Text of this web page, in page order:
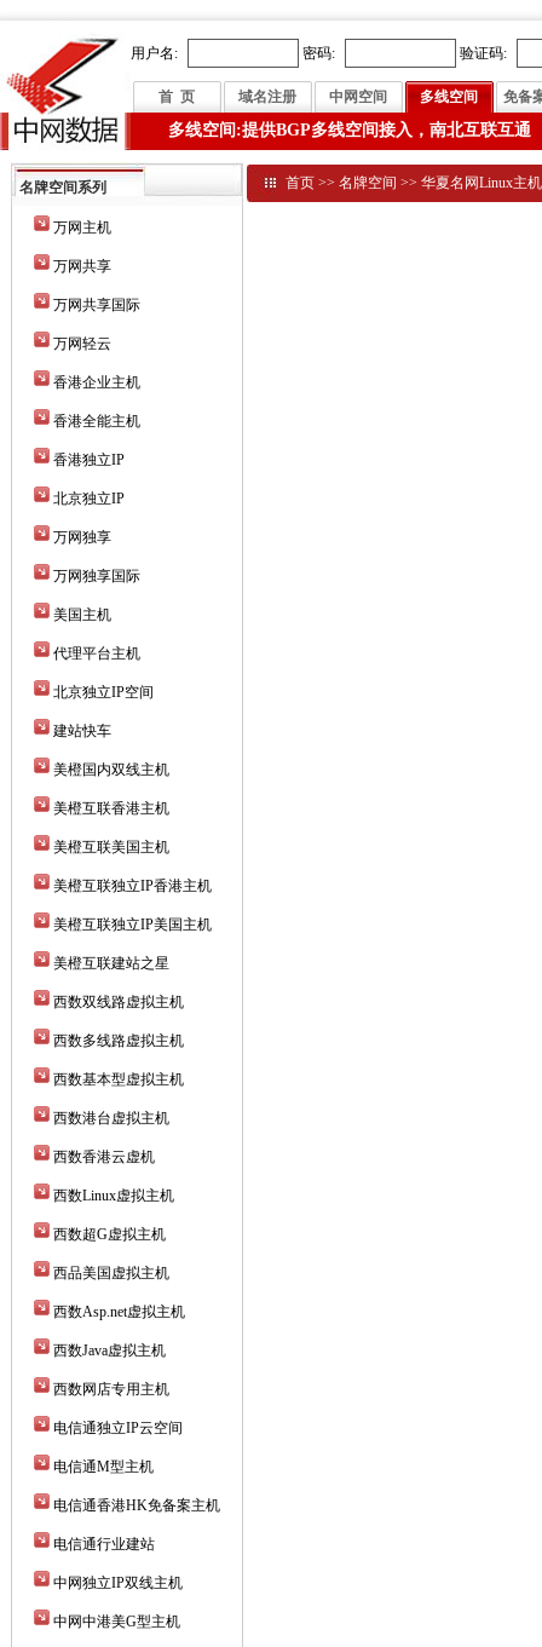
用户名: 密码: 验证码:
首 页 域名注册 中网空间 多线空间 免备
多线空间:提供BGP多线空间接入，南北互联互通
名牌空间系列
万网主机
万网共享
万网共享国际
万网轻云
香港企业主机
香港全能主机
香港独立IP
北京独立IP
万网独享
万网独享国际
美国主机
代理平台主机
北京独立IP空间
建站快车
美橙国内双线主机
美橙互联香港主机
美橙互联美国主机
美橙互联独立IP香港主机
美橙互联独立IP美国主机
美橙互联建站之星
西数双线路虚拟主机
西数多线路虚拟主机
西数基本型虚拟主机
西数港台虚拟主机
西数香港云虚机
西数Linux虚拟主机
西数超G虚拟主机
西品美国虚拟主机
西数Asp.net虚拟主机
西数Java虚拟主机
西数网店专用主机
电信通独立IP云空间
电信通M型主机
电信通香港HK免备案主机
电信通行业建站
中网独立IP双线主机
中网中港美G型主机
首页 >>名牌空间 >>华夏名网Linux主机